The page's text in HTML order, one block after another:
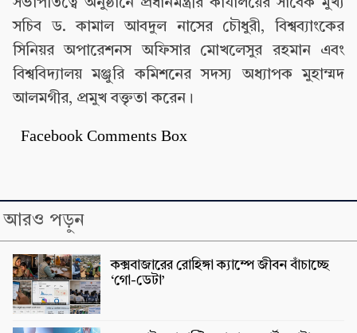
সভাপতিত্বে অনুষ্ঠানে প্রধানমন্ত্রীর কার্যালয়ের সাবেক মুখ্য
সচিব ড. কামাল আবদুল নাসের চৌধুরী, বিশ্বব্যাংকের
সিনিয়র অপারেশনস অফিসার মোখলেসুর রহমান এবং
বিশ্ববিদ্যালয় মঞ্জুরি কমিশনের সদস্য অধ্যাপক মুহাম্মদ
আলমগীর, প্রমুখ বক্তৃতা করেন।
Facebook Comments Box
আরও পড়ুন
কক্সবাজারের রোহিঙ্গা ক্যাম্পে জীবন বাঁচাচ্ছে
‘গো-ডেটা’